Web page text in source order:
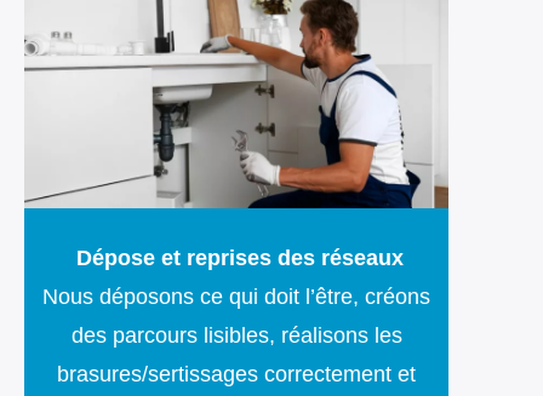
Dépose et reprises des réseaux
Nous déposons ce qui doit l’être, créons
des parcours lisibles, réalisons les
brasures/sertissages correctement et